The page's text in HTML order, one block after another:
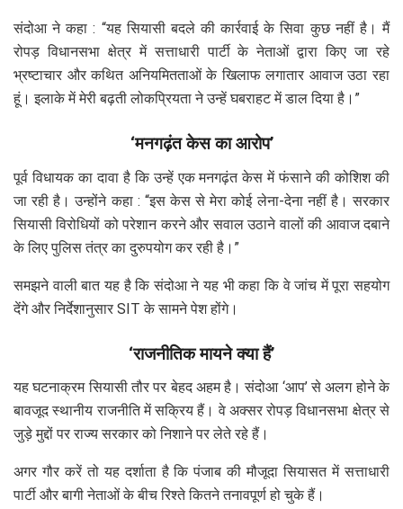
संदोआ ने कहा : “यह सियासी बदले की कार्रवाई के सिवा कुछ नहीं है। मैं
रोपड़ विधानसभा क्षेत्र में सत्ताधारी पार्टी के नेताओं द्वारा किए जा रहे
भ्रष्टाचार और कथित अनियमितताओं के खिलाफ लगातार आवाज उठा रहा
हूं। इलाके में मेरी बढ़ती लोकप्रियता ने उन्हें घबराहट में डाल दिया है।”
‘मनगढ़ंत केस का आरोप’
पूर्व विधायक का दावा है कि उन्हें एक मनगढ़ंत केस में फंसाने की कोशिश की
जा रही है। उन्होंने कहा : “इस केस से मेरा कोई लेना-देना नहीं है। सरकार
सियासी विरोधियों को परेशान करने और सवाल उठाने वालों की आवाज दबाने
के लिए पुलिस तंत्र का दुरुपयोग कर रही है।”
समझने वाली बात यह है कि संदोआ ने यह भी कहा कि वे जांच में पूरा सहयोग
देंगे और निर्देशानुसार SIT के सामने पेश होंगे।
‘राजनीतिक मायने क्या हैं’
यह घटनाक्रम सियासी तौर पर बेहद अहम है। संदोआ ‘आप’ से अलग होने के
बावजूद स्थानीय राजनीति में सक्रिय हैं। वे अक्सर रोपड़ विधानसभा क्षेत्र से
जुड़े मुद्दों पर राज्य सरकार को निशाने पर लेते रहे हैं।
अगर गौर करें तो यह दर्शाता है कि पंजाब की मौजूदा सियासत में सत्ताधारी
पार्टी और बागी नेताओं के बीच रिश्ते कितने तनावपूर्ण हो चुके हैं।